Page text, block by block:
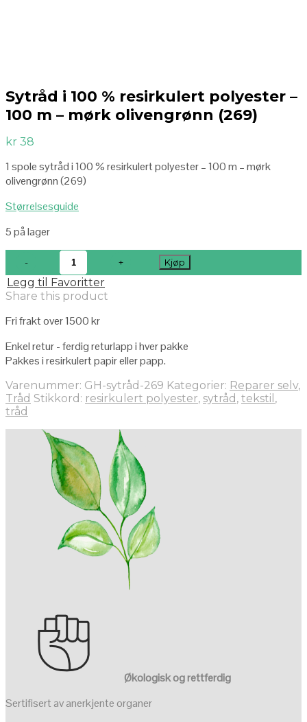
Sytråd i 100 % resirkulert polyester –
100 m – mørk olivengrønn (269)
kr 38
1 spole sytråd i 100 % resirkulert polyester – 100 m – mørk
olivengrønn (269)
Størrelsesguide
5 på lager
Kjøp
Legg til Favoritter
Share this product
Fri frakt over 1500 kr
Enkel retur - ferdig returlapp i hver pakke
Pakkes i resirkulert papir eller papp.
Varenummer: GH-sytråd-269 Kategorier: Reparer selv,
Tråd Stikkord: resirkulert polyester, sytråd , tekstil ,
tråd
Økologisk og rettferdig
Sertifisert av anerkjente organer